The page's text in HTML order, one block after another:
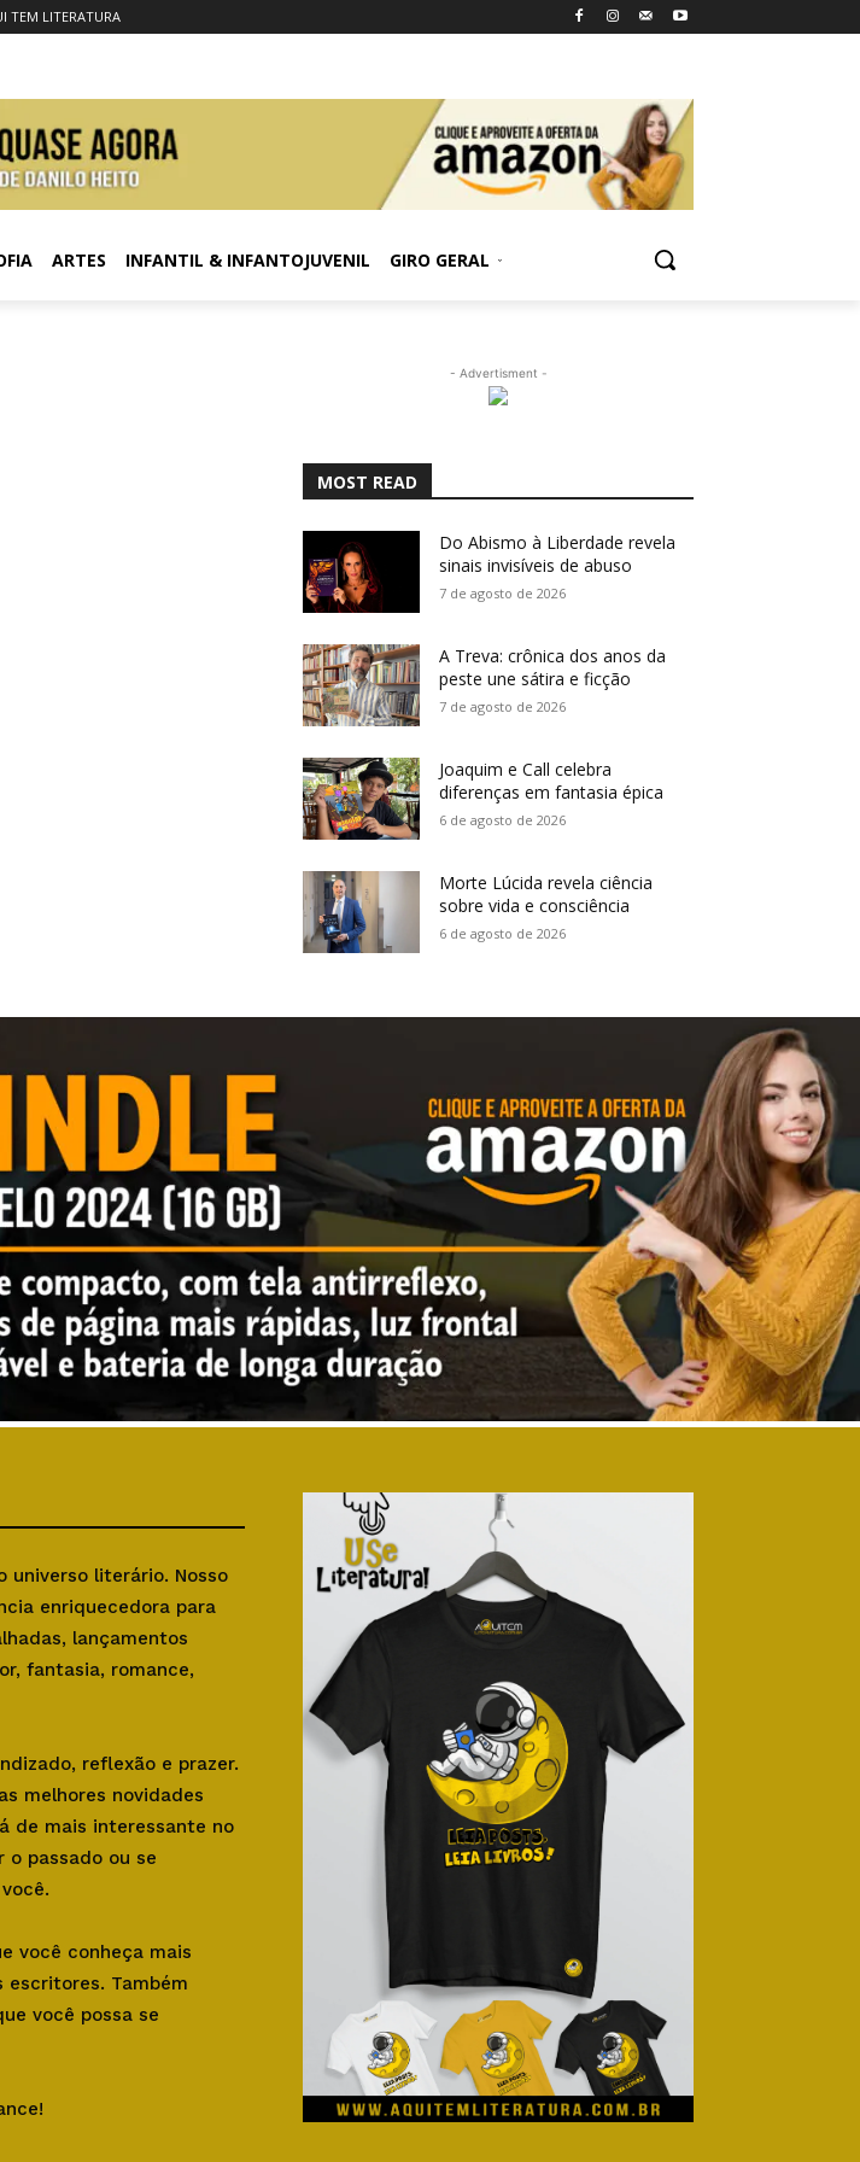
TEM LITERATURA
ARTES INFANTIL & INFANTOJUVENIL GIRO GERAL
- Advertisment -
MOST READ
Do Abismo à Liberdade revela
sinais invisíveis de abuso
7 de agosto de 2026
A Treva: crônica dos anos da
peste une sátira e ficção
7 de agosto de 2026
Joaquim e Call celebra
diferenças em fantasia épica
6 de agosto de 2026
Morte Lúcida revela ciência
sobre vida e consciência
6 de agosto de 2026
universo literário. Nosso
enriquecedora para
lançamentos
fantasia, romance,
reflexão e prazer.
melhores novidades
de mais interessante no
o passado ou se
você conheça mais
escritores. Também
você possa se